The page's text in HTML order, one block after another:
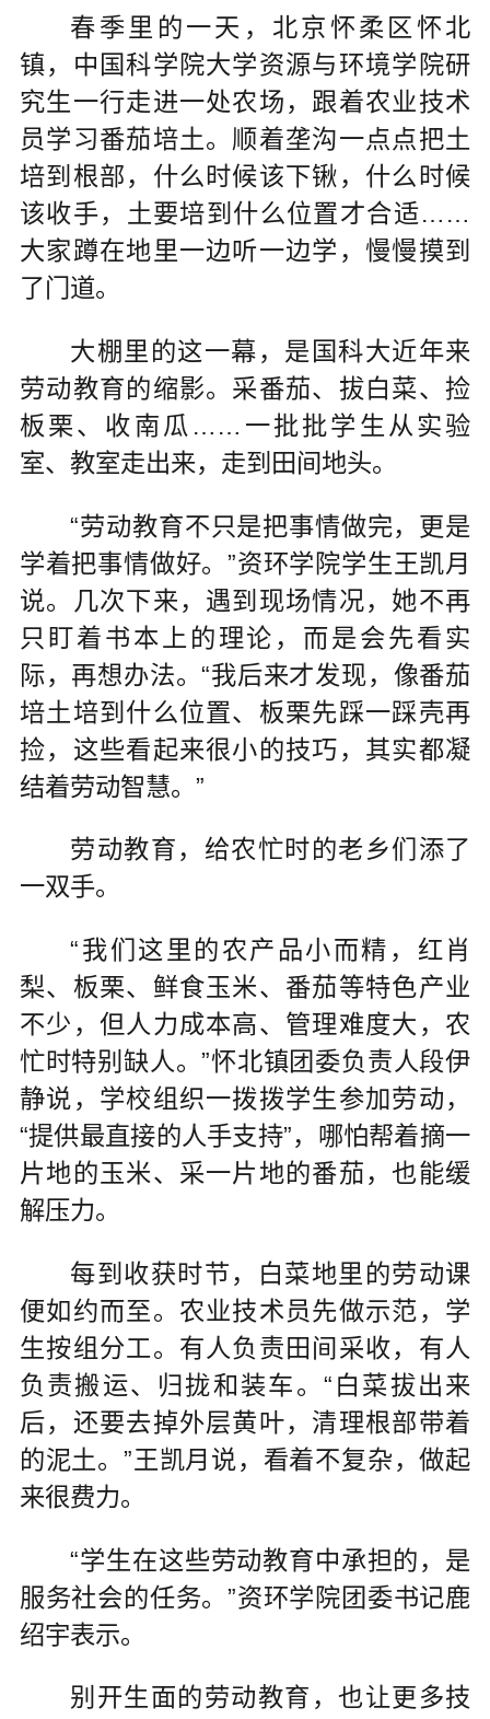
春季里的一天，北京怀柔区怀北
镇，中国科学院大学资源与环境学院研
究生一行走进一处农场，跟着农业技术
员学习番茄培土。顺着垄沟一点点把土
培到根部，什么时候该下锹，什么时候
该收手，土要培到什么位置才合适……
大家蹲在地里一边听一边学，慢慢摸到
了门道。
大棚里的这一幕，是国科大近年来
劳动教育的缩影。采番茄、拔白菜、捡
板栗、收南瓜……一批批学生从实验
室、教室走出来，走到田间地头。
“劳动教育不只是把事情做完，更是
学着把事情做好。”资环学院学生王凯月
说。几次下来，遇到现场情况，她不再
只盯着书本上的理论，而是会先看实
际，再想办法。“我后来才发现，像番茄
培土培到什么位置、板栗先踩一踩壳再
捡，这些看起来很小的技巧，其实都凝
结着劳动智慧。”
劳动教育，给农忙时的老乡们添了
一双手。
“我们这里的农产品小而精，红肖
梨、板栗、鲜食玉米、番茄等特色产业
不少，但人力成本高、管理难度大，农
忙时特别缺人。”怀北镇团委负责人段伊
静说，学校组织一拨拨学生参加劳动，
“提供最直接的人手支持”，哪怕帮着摘一
片地的玉米、采一片地的番茄，也能缓
解压力。
每到收获时节，白菜地里的劳动课
便如约而至。农业技术员先做示范，学
生按组分工。有人负责田间采收，有人
负责搬运、归拢和装车。“白菜拔出来
后，还要去掉外层黄叶，清理根部带着
的泥土。”王凯月说，看着不复杂，做起
来很费力。
“学生在这些劳动教育中承担的，是
服务社会的任务。”资环学院团委书记鹿
绍宇表示。
别开生面的劳动教育，也让更多技